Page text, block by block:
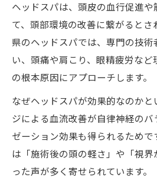
ヘッドスパの継続で得
頭皮トラブルに悩む男
日常にヘッドスパ習慣を取
ヘッドスパを日常に取
ツ
仕事帰りにヘッドスパ
新潟市でおすすめのヘ
男性に適したヘッドス
ヘッドスパは、頭皮の血行促進
て、頭部環境の改善に繋がるとさ
県のヘッドスパでは、専門の技
い、頭痛や肩こり、眼精疲労な
の根本原因にアプローチします。
なぜヘッドスパが効果的なのかと
ジによる血流改善が自律神経の
ゼーション効果も得られるためで
は「施術後の頭の軽さ」や「視
った声が多く寄せられています。